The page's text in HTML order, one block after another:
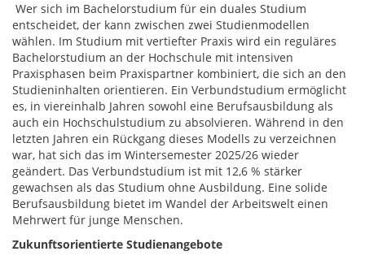
Wer sich im Bachelorstudium für ein duales Studium
entscheidet, der kann zwischen zwei Studienmodellen
wählen. Im Studium mit vertiefter Praxis wird ein reguläres
Bachelorstudium an der Hochschule mit intensiven
Praxisphasen beim Praxispartner kombiniert, die sich an den
Studieninhalten orientieren. Ein Verbundstudium ermöglicht
es, in viereinhalb Jahren sowohl eine Berufsausbildung als
auch ein Hochschulstudium zu absolvieren. Während in den
letzten Jahren ein Rückgang dieses Modells zu verzeichnen
war, hat sich das im Wintersemester 2025/26 wieder
geändert. Das Verbundstudium ist mit 12,6 % stärker
gewachsen als das Studium ohne Ausbildung. Eine solide
Berufsausbildung bietet im Wandel der Arbeitswelt einen
Mehrwert für junge Menschen.
Zukunftsorientierte Studienangebote